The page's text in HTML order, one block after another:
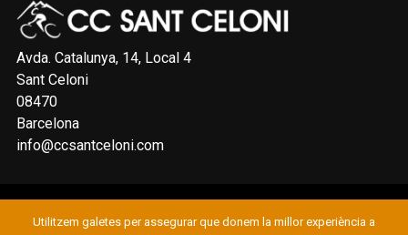
Avda. Catalunya, 14, Local 4
Sant Celoni
08470
Barcelona
info@ccsantceloni.com
© 2019 CLUB CICLISTA SANT CELONI
Utilitzem galetes per assegurar que donem la millor experiència a